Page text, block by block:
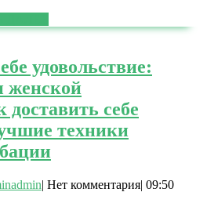
удовольствие:
женской
доставить себе
техники
admin| Нет комментария| 09:50